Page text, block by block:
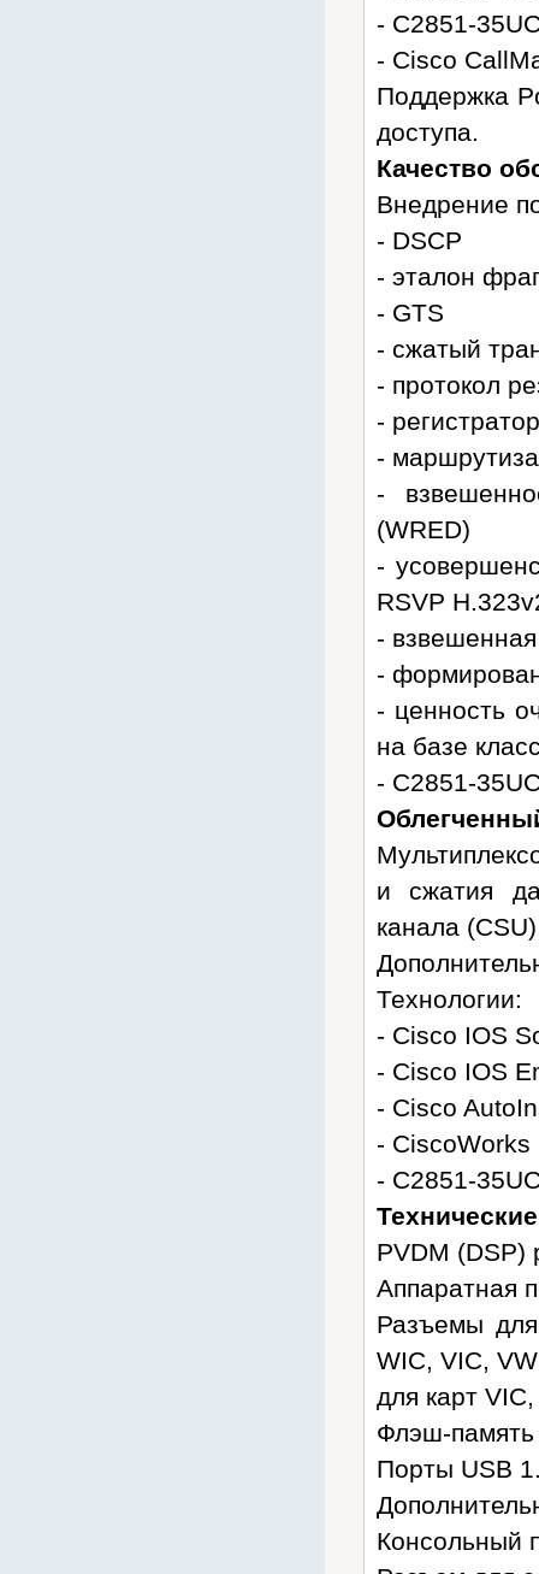
- C2851-
- Cisco
Поддержка
доступа.
Качество
Внедрение
- DSCP
- эталон
- GTS
- сжатый
- протокол
-
-
-
(WRED)
-
RSVP
-
-
- ценность
на базе
- C2851-
и сжатия
канала
Технологии:
- Cisco IOS
- Cisco IOS
- Cisco
- CiscoWorks
- C2851-
PVDM (DSP)
Аппаратная
Разъемы
WIC, VIC,
для карт
Флэш-
Порты USB
Консольный